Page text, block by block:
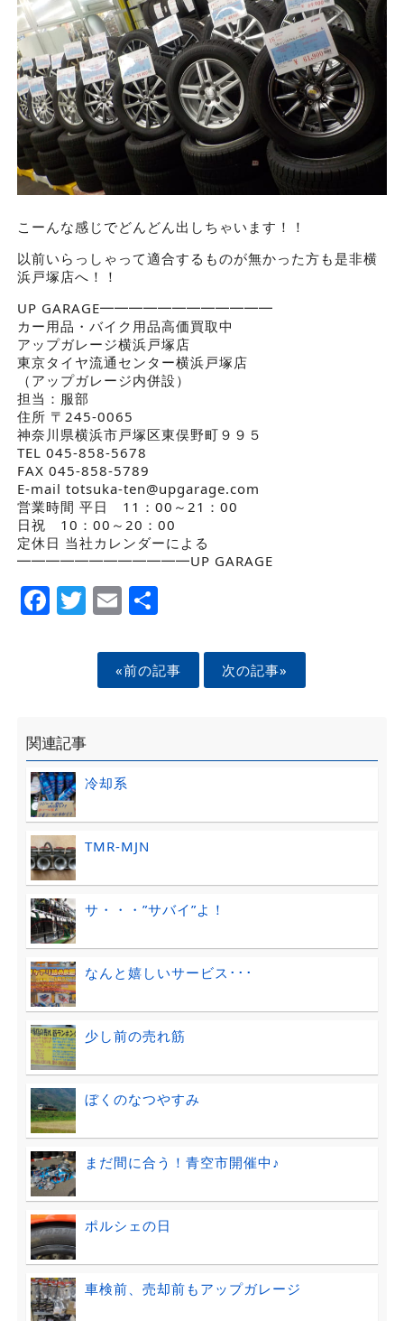
こーんな感じでどんどん出しちゃいます！！
以前いらっしゃって適合するものが無かった方も是非横
浜戸塚店へ！！
UP GARAGE━━━━━━━━━━━━
カー用品・バイク用品高価買取中
アップガレージ横浜戸塚店
東京タイヤ流通センター横浜戸塚店
（アップガレージ内併設）
担当：服部
住所 〒245-0065
神奈川県横浜市戸塚区東俣野町９９５
TEL 045-858-5678
FAX 045-858-5789
E-mail totsuka-ten@upgarage.com
営業時間 平日 11：00～21：00
日祝 10：00～20：00
定休日 当社カレンダーによる
━━━━━━━━━━━━UP GARAGE
Facebook
Twitter
EmailShare
«前の記事 次の記事»
関連記事
冷却系
TMR-MJN
サ・・・”サバイ”よ！
なんと嬉しいサービス･･･
少し前の売れ筋
ぼくのなつやすみ
まだ間に合う！青空市開催中♪
ポルシェの日
車検前、売却前もアップガレージ